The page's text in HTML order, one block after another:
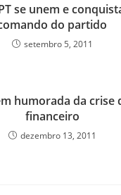
se unem e
do partido
setembro 5, 2011
humorada da crise
financeiro
dezembro 13, 2011